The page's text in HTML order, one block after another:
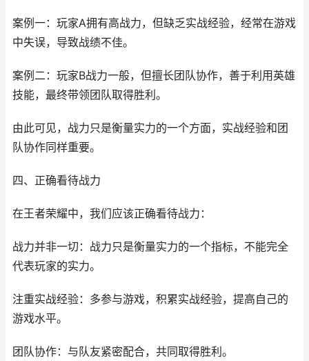
案例一：玩家A拥有高战力，但缺乏实战经验，经常在游戏
中失误，导致战绩不佳。
案例二：玩家B战力一般，但擅长团队协作，善于利用英雄
技能，最终带领团队取得胜利。
由此可见，战力只是衡量实力的一个方面，实战经验和团
队协作同样重要。
四、正确看待战力
在王者荣耀中，我们应该正确看待战力：
战力并非一切：战力只是衡量实力的一个指标，不能完全
代表玩家的实力。
注重实战经验：多参与游戏，积累实战经验，提高自己的
游戏水平。
团队协作：与队友紧密配合，共同取得胜利。